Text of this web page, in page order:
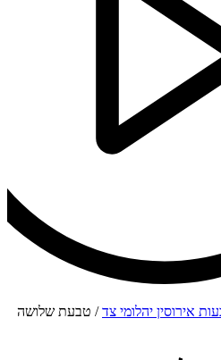
אירוסין יהלומי צד/ טבעת שלושה